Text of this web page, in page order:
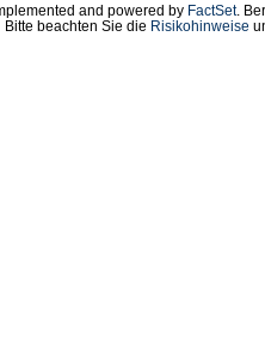
and powered by FactSet.
Bitte beachten Sie die Risikohinweise